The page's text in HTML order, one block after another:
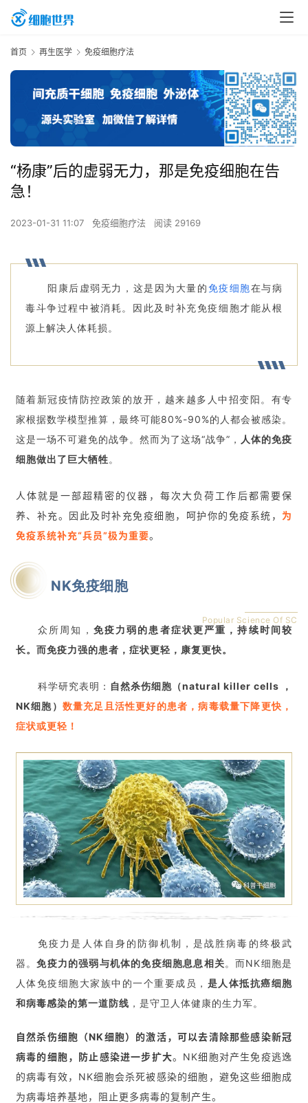
首页 再生医学 免疫细胞疗法
“杨康”后的虚弱无力，那是免疫细胞在告
急！
2023-01-31 11:07 免疫细胞疗法 阅读 29169
阳康后虚弱无力，这是因为大量的免疫细胞在与病
毒斗争过程中被消耗。因此及时补充免疫细胞才能从根
源上解决人体耗损。
随着新冠疫情防控政策的放开，越来越多人中招变阳。有专
家根据数学模型推算，最终可能80%-90%的人都会被感染。
这是一场不可避免的战争。然而为了这场“战争”， 人体的免疫
细胞做出了巨大牺牲。
人体就是一部超精密的仪器，每次大负荷工作后都需要保
养、补充。因此及时补充免疫细胞，呵护你的免疫系统， 为
免疫系统补充“兵员”极为重要。
NK免疫细胞
Popular Science Of SC
众所周知， 免疫力弱的患者症状更严重，持续时间较
长。 而免疫力强的患者，症状更轻，康复更快。
科学研究表明： 自然杀伤细胞（natural killer cells ，
NK细胞） 数量充足且活性更好的患者，病毒载量下降更快，
症状或更轻！
免疫力是人体自身的防御机制，是战胜病毒的终极武
器。免疫力的强弱与机体的免疫细胞息息相关。而NK细胞是
人体免疫细胞大家族中的一个重要成员， 是人体抵抗癌细胞
和病毒感染的第一道防线 ，是守卫人体健康的生力军。
自然杀伤细胞（NK细胞）的激活，可以去清除那些感染新冠
病毒的细胞，防止感染进一步扩大。 NK细胞对产生免疫逃逸
的病毒有效，NK细胞会杀死被感染的细胞，避免这些细胞成
为病毒培养基地，阻止更多病毒的复制产生。